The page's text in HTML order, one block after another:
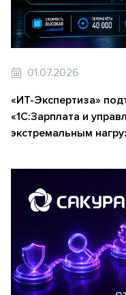
01.07.2026
«ИТ-Экспертиза»
«1С:Зарплата и
экстремальным